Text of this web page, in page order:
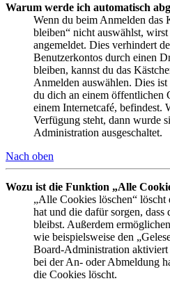
Warum werde ich automatisch
Wenn du beim Anmelden das
bleiben“ nicht auswählst,
angemeldet. Dies verhindert
Benutzerkontos durch einen
bleiben, kannst du das
Anmelden auswählen. Dies
du dich an einem öffentlichen
einem Internetcafé, befindest.
Verfügung steht, dann wurde
Administration ausgeschaltet.
Nach oben
Wozu ist die Funktion „Alle
„Alle Cookies löschen“
hat und die dafür sorgen,
bleibst. Außerdem
wie beispielsweise den
Board-Administration
bei der An- oder Abmeldung
die Cookies löscht.